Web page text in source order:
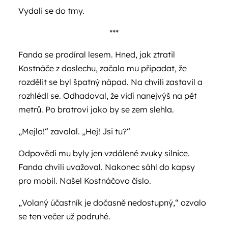
Vydali se do tmy.
***
Fanda se prodíral lesem. Hned, jak ztratil
Kostnáče z doslechu, začalo mu připadat, že
rozdělit se byl špatný nápad. Na chvíli zastavil a
rozhlédl se. Odhadoval, že vidí nanejvýš na pět
metrů. Po bratrovi jako by se zem slehla.
„Mejlo!“ zavolal. „Hej! Jsi tu?“
Odpovědí mu byly jen vzdálené zvuky silnice.
Fanda chvíli uvažoval. Nakonec sáhl do kapsy
pro mobil. Našel Kostnáčovo číslo.
„Volaný účastník je dočasně nedostupný,“ ozvalo
se ten večer už podruhé.